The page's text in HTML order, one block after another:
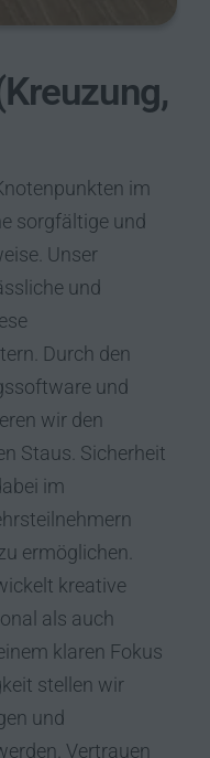
im
sorgfältige und
Unser
und
Durch den
und
wir den
Staus. Sicherheit
im
ermöglichen.
kreative
als auch
klaren Fokus
stellen wir
und
Vertrauen